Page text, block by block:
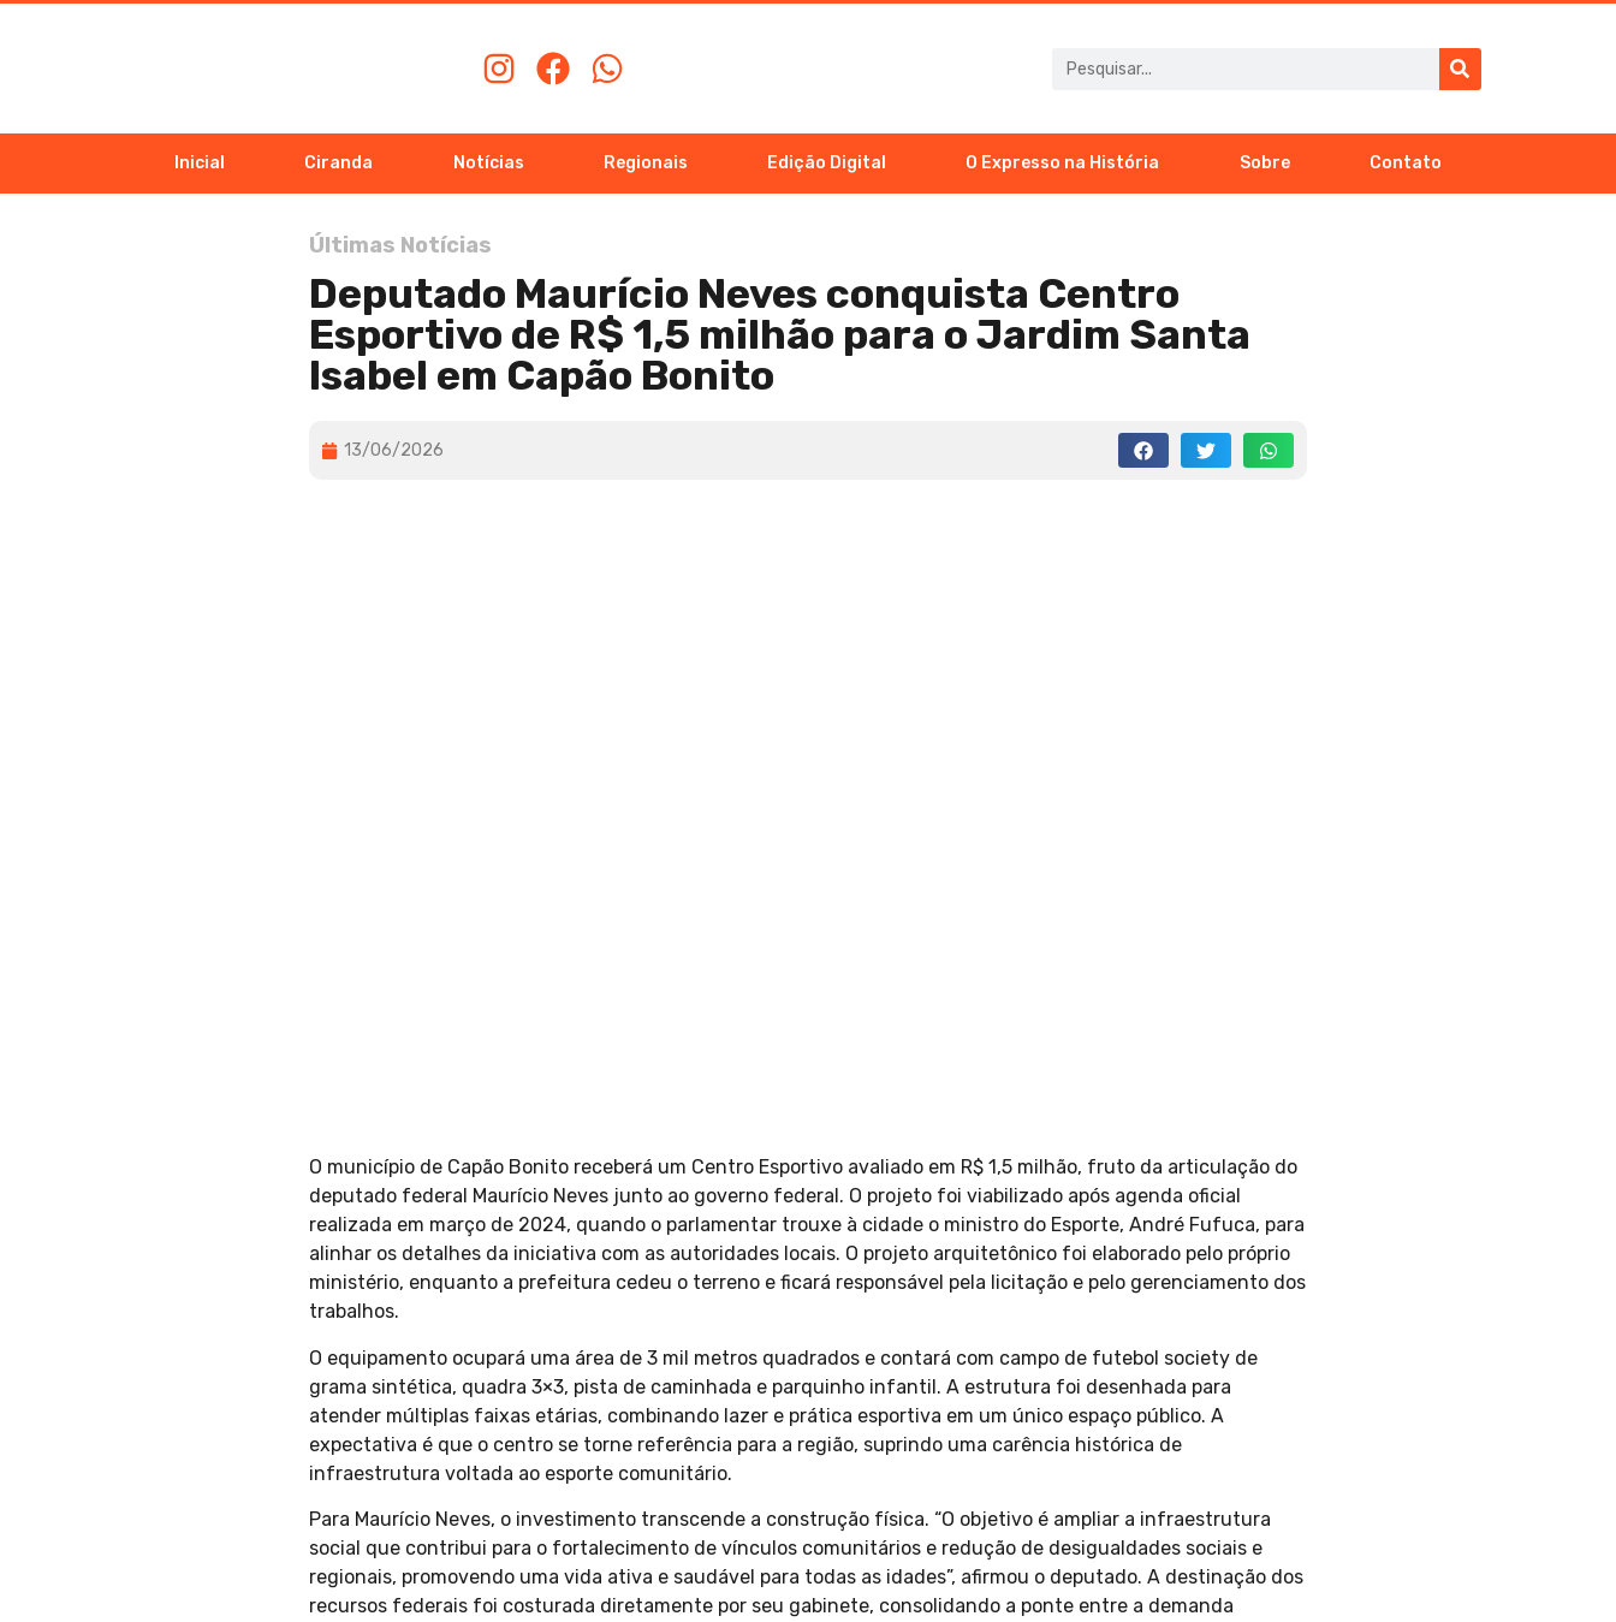
Inicial Ciranda Notícias Regionais Edição Digital O Expresso na História Sobre Contato
Últimas Notícias
Deputado Maurício Neves conquista Centro
Esportivo de R$ 1,5 milhão para o Jardim Santa
Isabel em Capão Bonito
13/06/2026
O município de Capão Bonito receberá um Centro Esportivo avaliado em R$ 1,5 milhão, fruto da articulação do
deputado federal Maurício Neves junto ao governo federal. O projeto foi viabilizado após agenda oficial
realizada em março de 2024, quando o parlamentar trouxe à cidade o ministro do Esporte, André Fufuca, para
alinhar os detalhes da iniciativa com as autoridades locais. O projeto arquitetônico foi elaborado pelo próprio
ministério, enquanto a prefeitura cedeu o terreno e ficará responsável pela licitação e pelo gerenciamento dos
trabalhos.
O equipamento ocupará uma área de 3 mil metros quadrados e contará com campo de futebol society de
grama sintética, quadra 3×3, pista de caminhada e parquinho infantil. A estrutura foi desenhada para
atender múltiplas faixas etárias, combinando lazer e prática esportiva em um único espaço público. A
expectativa é que o centro se torne referência para a região, suprindo uma carência histórica de
infraestrutura voltada ao esporte comunitário.
Para Maurício Neves, o investimento transcende a construção física. “O objetivo é ampliar a infraestrutura
social que contribui para o fortalecimento de vínculos comunitários e redução de desigualdades sociais e
regionais, promovendo uma vida ativa e saudável para todas as idades”, afirmou o deputado. A destinação dos
recursos federais foi costurada diretamente por seu gabinete, consolidando a ponte entre a demanda